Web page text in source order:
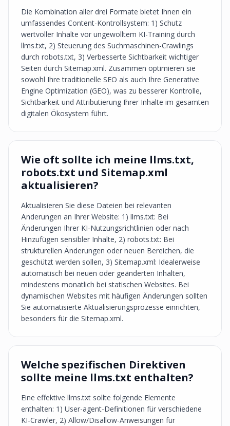
Die Kombination aller drei Formate bietet Ihnen ein
umfassendes Content-Kontrollsystem: 1) Schutz
wertvoller Inhalte vor ungewolltem KI-Training durch
llms.txt, 2) Steuerung des Suchmaschinen-Crawlings
durch robots.txt, 3) Verbesserte Sichtbarkeit wichtiger
Seiten durch Sitemap.xml. Zusammen optimieren sie
sowohl Ihre traditionelle SEO als auch Ihre Generative
Engine Optimization (GEO), was zu besserer Kontrolle,
Sichtbarkeit und Attributierung Ihrer Inhalte im gesamten
digitalen Ökosystem führt.
Wie oft sollte ich meine llms.txt,
robots.txt und Sitemap.xml
aktualisieren?
Aktualisieren Sie diese Dateien bei relevanten
Änderungen an Ihrer Website: 1) llms.txt: Bei
Änderungen Ihrer KI-Nutzungsrichtlinien oder nach
Hinzufügen sensibler Inhalte, 2) robots.txt: Bei
strukturellen Änderungen oder neuen Bereichen, die
geschützt werden sollen, 3) Sitemap.xml: Idealerweise
automatisch bei neuen oder geänderten Inhalten,
mindestens monatlich bei statischen Websites. Bei
dynamischen Websites mit häufigen Änderungen sollten
Sie automatisierte Aktualisierungsprozesse einrichten,
besonders für die Sitemap.xml.
Welche spezifischen Direktiven
sollte meine llms.txt enthalten?
Eine effektive llms.txt sollte folgende Elemente
enthalten: 1) User-agent-Definitionen für verschiedene
KI-Crawler, 2) Allow/Disallow-Anweisungen für